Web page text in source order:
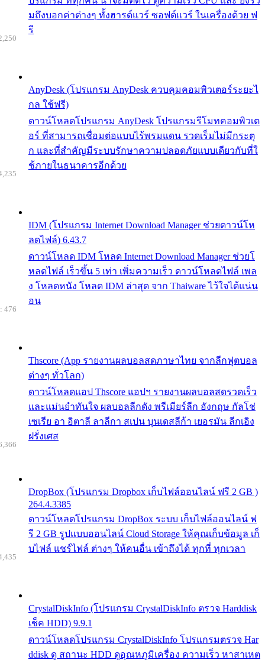
มถึงบอกค่าต่างๆ ทั้งฮารด์แวร์ ซอฟต์แวร์ ในเครื่องด้วย ฟ
รี
AnyDesk (โปรแกรม AnyDesk ควบคุมคอมพิวเตอร์ระยะไ
กล ใช้ฟรี)
ดาวน์โหลดโปรแกรม AnyDesk โปรแกรมรีโมทคอมพิวเต
อร์ ที่สามารถเชื่อมต่อแบบไร้พรมแดน รวดเร็มไม่มีกระตุ
ก และที่สำคัญมีระบบรักษาความปลอดภัยแบบเดียวกับที่ใ
ช้ภายในธนาคารอีกด้วย
IDM (โปรแกรม Internet Download Manager ช่วยดาวน์โห
ลดไฟล์) 6.43.7
ดาวน์โหลด IDM โหลด Internet Download Manager ช่วยโ
หลดไฟล์ เร็วขึ้น 5 เท่า เพิ่มความเร็ว ดาวน์โหลดไฟล์ เพล
ง โหลดหนัง โหลด IDM ล่าสุด จาก Thaiware ไว้ใจได้แน่น
อน
Thscore (App รายงานผลบอลสดภาษาไทย จากลีกฟุตบอล
ต่างๆ ทั่วโลก)
ดาวน์โหลดแอป Thscore แอปฯ รายงานผลบอลสดรวดเร็ว
และแม่นยำทันใจ ผลบอลลีกดัง พรีเมียร์ลีก อังกฤษ กัลโช่
เซเรีย อา อิตาลี ลาลีกา สเปน บุนเดสลีก้า เยอรมัน ลีกเอิง
ฝรั่งเศส
476
DropBox (โปรแกรม Dropbox เก็บไฟล์ออนไลน์ ฟรี 2 GB )
264.4.3385
ดาวน์โหลดโปรแกรม DropBox ระบบ เก็บไฟล์ออนไลน์ ฟ
รี 2 GB รูปแบบออนไลน์ Cloud Storage ให้คุณเก็บข้อมูล เก็
บไฟล์ แชร์ไฟล์ ต่างๆ ให้คนอื่น เข้าถึงได้ ทุกที่ ทุกเวลา
CrystalDiskInfo (โปรแกรม CrystalDiskInfo ตรวจ Harddisk
เช็ค HDD) 9.9.1
ดาวน์โหลดโปรแกรม CrystalDiskInfo โปรแกรมตรวจ Har
ddisk ดู สถานะ HDD ดูอุณหภูมิเครื่อง ความเร็ว หาสาเหต